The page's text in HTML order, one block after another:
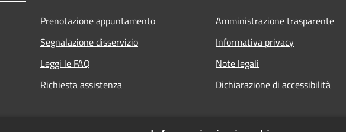
Prenotazione appuntamento
Segnalazione disservizio
Leggi le FAQ
Richiesta assistenza
Amministrazione trasparente
Informativa privacy
Note legali
Dichiarazione di accessibilità